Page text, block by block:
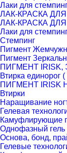
Лаки для
ЛАК-КРАСКА ДЛЯ
ЛАК-КРАСКА ДЛЯ
Лаки для
Стемпинг
Пигмент
Пигмент
ПИГМЕНТ
Втирка единорог
ПИГМЕНТ IRISK
Втирки
Наращивание
Гелевая
Камуфлирующие
Однофазный гель
Основа, бонд,
Гелевые